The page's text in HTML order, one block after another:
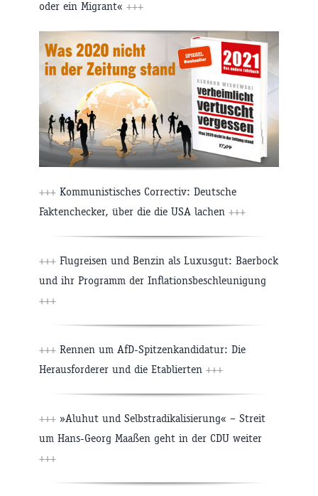
oder ein Migrant« +++
+++ Kommunistisches Correctiv: Deutsche
Faktenchecker, über die die USA lachen +++
+++ Flugreisen und Benzin als Luxusgut: Baerbock
und ihr Programm der Inflationsbeschleunigung
+++
+++ Rennen um AfD-Spitzenkandidatur: Die
Herausforderer und die Etablierten +++
+++ »Aluhut und Selbstradikalisierung« – Streit
um Hans-Georg Maaßen geht in der CDU weiter
+++